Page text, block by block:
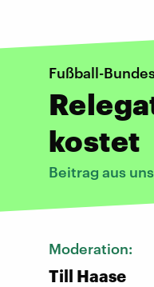
Fußball-
kostet
Beitrag aus
Moderation:
Till Haase